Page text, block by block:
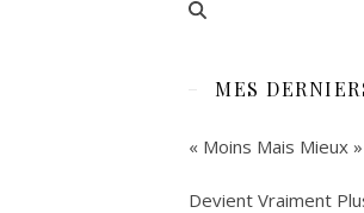
MES
« Moins Mais Mieux
Devient Vraiment